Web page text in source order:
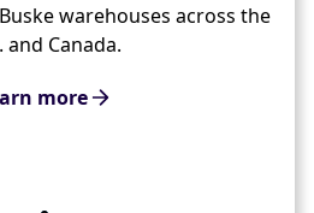
warehouses across the
and Canada.
more